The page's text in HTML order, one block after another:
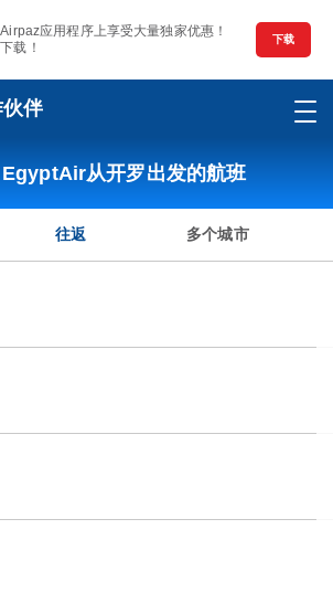
应用程序上享受大量独家优惠！
载！
下载
伴
从开罗出发的航班
往返 多个城市